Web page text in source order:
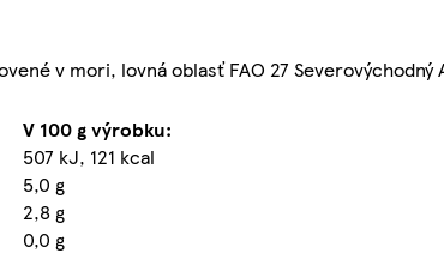
v mori, lovná oblasť FAO 27
V 100 g výrobku:
507 kJ, 121 kcal
5,0 g
2,8 g
0,0 g